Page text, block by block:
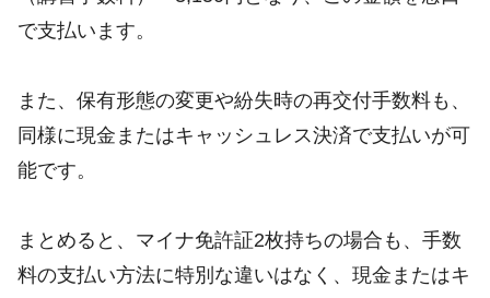
で支払います。
また、保有形態の変更や紛失時の再交付手数料も、
同様に現金またはキャッシュレス決済で支払いが可
能です。
まとめると、マイナ免許証2枚持ちの場合も、手数
料の支払い方法に特別な違いはなく、現金またはキ